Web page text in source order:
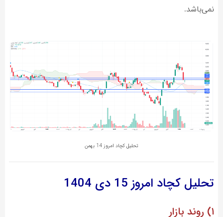
نمی‌باشد.
تحلیل کچاد امروز 14 بهمن
تحلیل کچاد امروز 15 دی 1404
۱) روند بازار